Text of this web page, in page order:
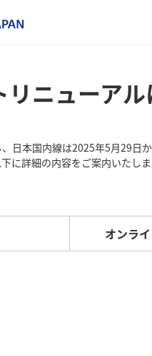
リニューア
日本国内線は2025年5月29日
に詳細の内容をご案内いたしま
オンラ